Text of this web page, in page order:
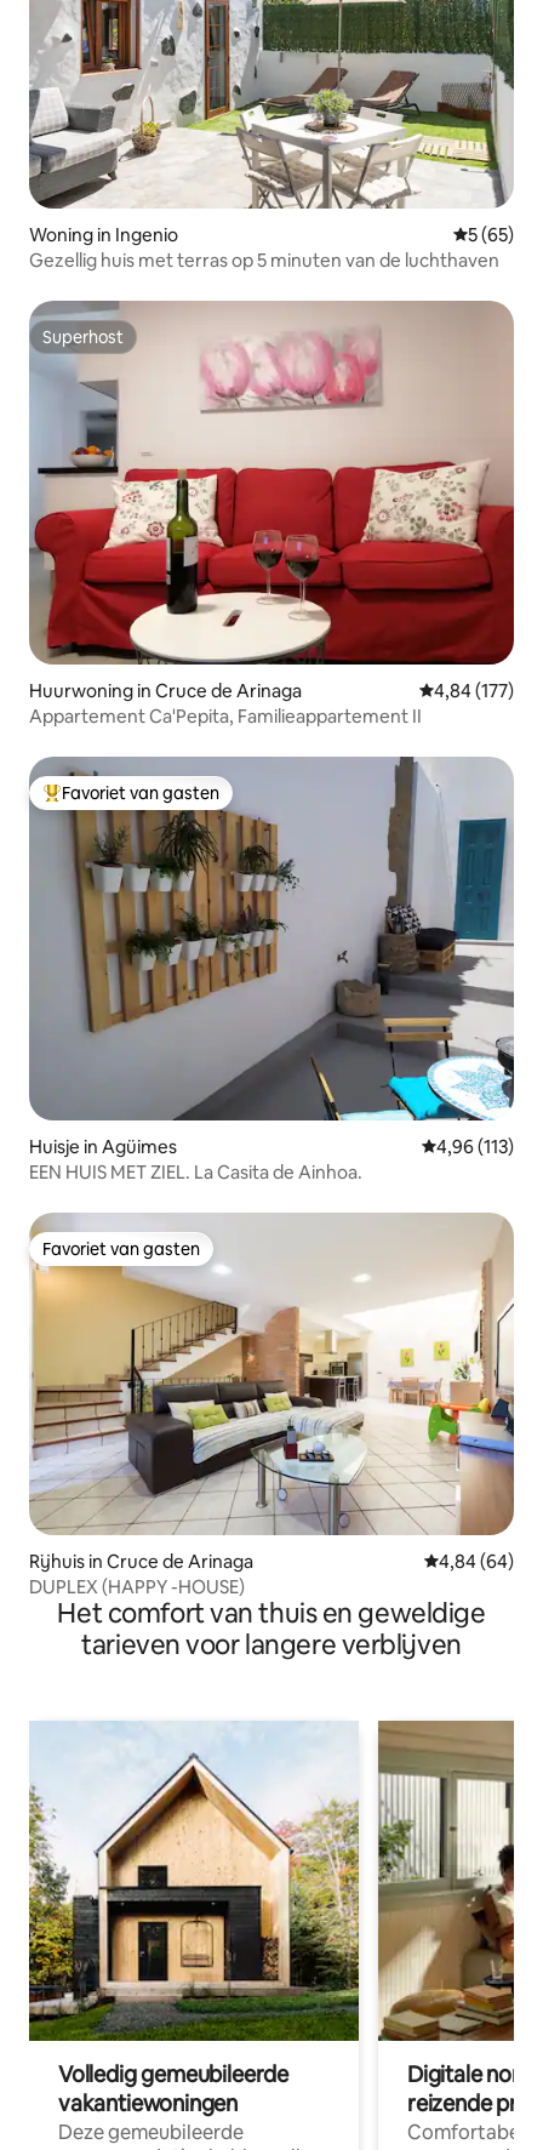
Woning in Ingenio
5 (65)
Gezellig huis met terras op 5 minuten van de luchthaven
Superhost
Superhost
Huurwoning in Cruce de Arinaga Gemiddelde
4,84 (177)
Appartement Ca'Pepita, Familieappartement II
Topfavoriet van gasten
Favoriet van gasten
Huisje in Agüimes Gemiddelde
4,96 (113)
EEN HUIS MET ZIEL. La Casita de Ainhoa.
Favoriet van gasten
Favoriet van gasten
Rijhuis in Cruce de Arinaga Gemiddelde
4,84 (64)
DUPLEX (HAPPY -HOUSE)
Het comfort van thuis en geweldige
tarieven voor langere verblijven
Volledig gemeubileerde
vakantiewoningen
Deze gemeubileerde
Digitale
reizende
Comfortabele